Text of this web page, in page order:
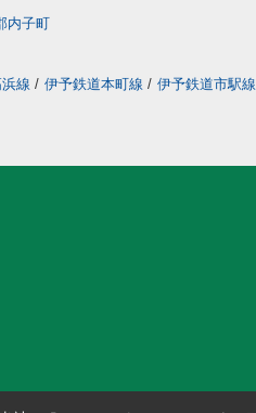
内子町
線 / 伊予鉄道本町線 / 伊予鉄道市駅線